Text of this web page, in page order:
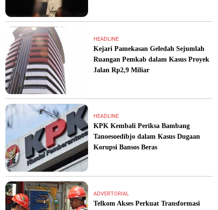
HEADLINE
Kejari Pamekasan Geledah Sejumlah
Ruangan Pemkab dalam Kasus Proyek
Jalan Rp2,9 Miliar
HEADLINE
KPK Kembali Periksa Bambang
Tanoesoedibjo dalam Kasus Dugaan
Korupsi Bansos Beras
ADVERTORIAL
Telkom Akses Perkuat Transformasi